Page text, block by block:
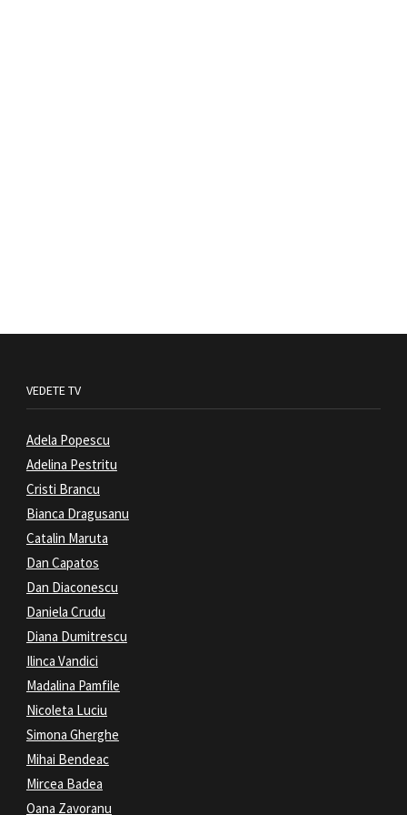
VEDETE TV
Adela Popescu
Adelina Pestritu
Cristi Brancu
Bianca Dragusanu
Catalin Maruta
Dan Capatos
Dan Diaconescu
Daniela Crudu
Diana Dumitrescu
Ilinca Vandici
Madalina Pamfile
Nicoleta Luciu
Simona Gherghe
Mihai Bendeac
Mircea Badea
Oana Zavoranu